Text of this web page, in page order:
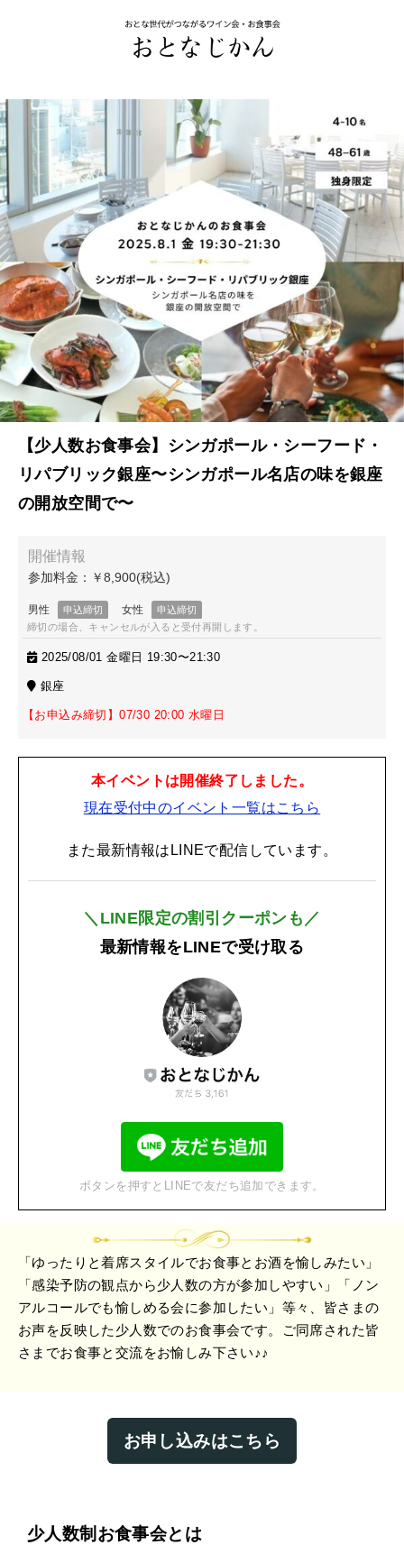
【少人数お食事会】シンガポール・シーフード・
リパブリック銀座〜シンガポール名店の味を銀座
の開放空間で〜
締切の場合、キャンセルが入ると受付再開します。
2025/08/01 金曜日 19:30〜21:30
銀座
【お申込み締切】07/30 20:00 水曜日
本イベントは開催終了しました。
現在受付中のイベント一覧はこちら
また最新情報はLINEで配信しています。
＼LINE限定の割引クーポンも／
最新情報をLINEで受け取る
ボタンを押すとLINEで友だち追加できます。
「ゆったりと着席スタイルでお食事とお酒を愉しみたい」
「感染予防の観点から少人数の方が参加しやすい」「ノン
アルコールでも愉しめる会に参加したい」等々、皆さまの
お声を反映した少人数でのお食事会です。ご同席された皆
さまでお食事と交流をお愉しみ下さい♪♪
お申し込みはこちら
少人数制お食事会とは